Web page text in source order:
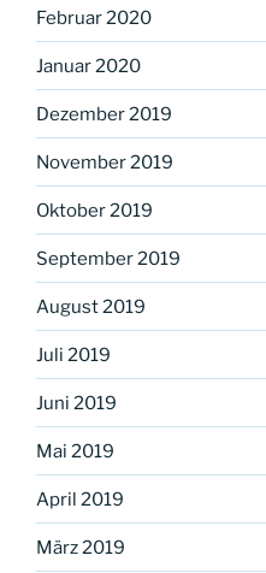
Februar 2020
Januar 2020
Dezember 2019
November 2019
Oktober 2019
September 2019
August 2019
Juli 2019
Juni 2019
Mai 2019
April 2019
März 2019